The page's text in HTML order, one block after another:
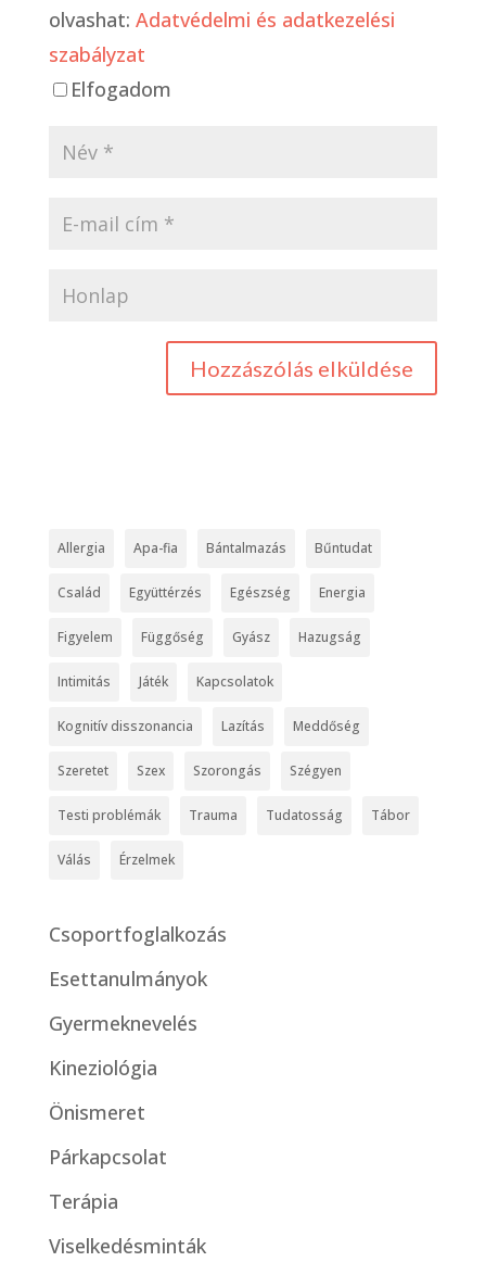
olvashat: Adatvédelmi és adatkezelési
szabályzat
Elfogadom
Allergia Apa-fia Bántalmazás Bűntudat
Család Együttérzés Egészség Energia
Figyelem Függőség Gyász Hazugság
Intimitás Játék Kapcsolatok
Kognitív disszonancia Lazítás Meddőség
Szeretet Szex Szorongás Szégyen
Testi problémák Trauma Tudatosság Tábor
Válás Érzelmek
Csoportfoglalkozás
Esettanulmányok
Gyermeknevelés
Kineziológia
Önismeret
Párkapcsolat
Terápia
Viselkedésminták